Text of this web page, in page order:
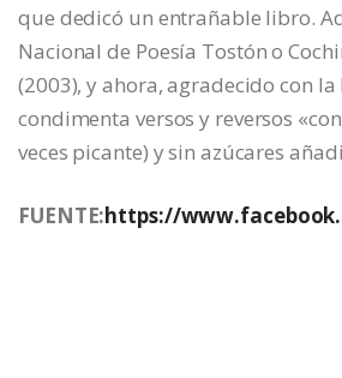
que dedicó un entrañable libro.
Nacional de Poesía Tostón o
(2003), y ahora, agradecido con la
condimenta versos y reversos
veces picante) y sin azúcares
FUENTE:https://